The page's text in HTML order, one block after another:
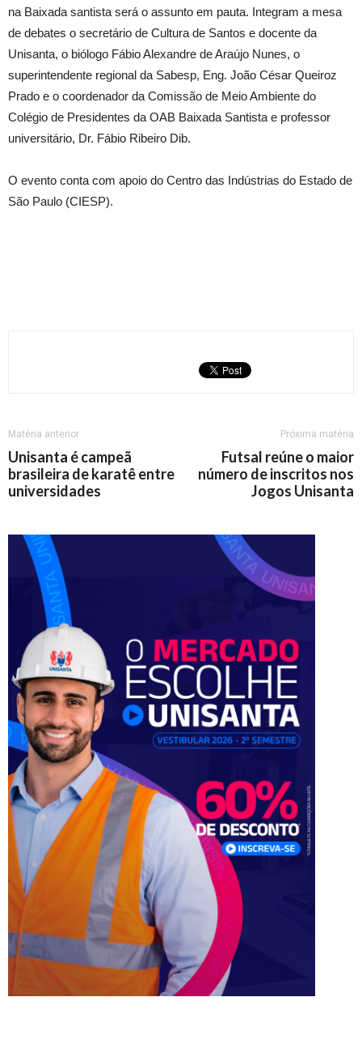
na Baixada santista será o assunto em pauta. Integram a mesa
de debates o secretário de Cultura de Santos e docente da
Unisanta, o biólogo Fábio Alexandre de Araújo Nunes, o
superintendente regional da Sabesp, Eng. João César Queiroz
Prado e o coordenador da Comissão de Meio Ambiente do
Colégio de Presidentes da OAB Baixada Santista e professor
universitário, Dr. Fábio Ribeiro Dib.
O evento conta com apoio do Centro das Indústrias do Estado de
São Paulo (CIESP).
Matéria anterior
Unisanta é campeã
brasileira de karatê entre
universidades
Próxima matéria
Futsal reúne o maior
número de inscritos nos
Jogos Unisanta